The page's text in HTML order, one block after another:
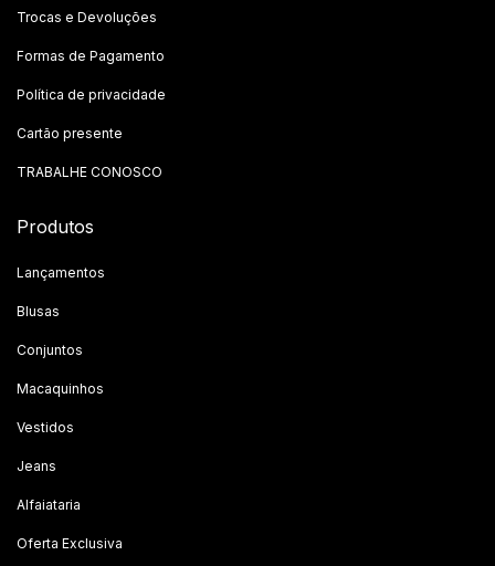
Trocas e Devoluções
Formas de Pagamento
Política de privacidade
Cartão presente
TRABALHE CONOSCO
Produtos
Lançamentos
Blusas
Conjuntos
Macaquinhos
Vestidos
Jeans
Alfaiataria
Oferta Exclusiva